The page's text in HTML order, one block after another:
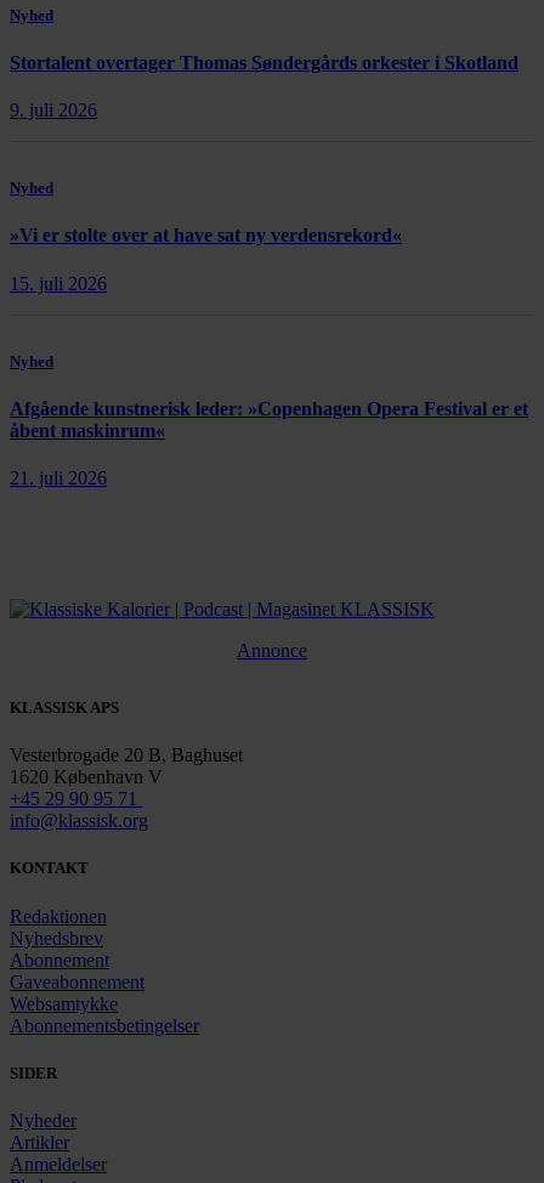
Nyhed
Stortalent overtager Thomas Søndergårds orkester i Skotland
9. juli 2026
Nyhed
»Vi er stolte over at have sat ny verdensrekord«
15. juli 2026
Nyhed
Afgående kunstnerisk leder: »Copenhagen Opera Festival er et
åbent maskinrum«
21. juli 2026
Annonce
KLASSISK APS
Vesterbrogade 20 B, Baghuset
1620 København V
+45 29 90 95 71
info@klassisk.org
KONTAKT
Redaktionen
Nyhedsbrev
Abonnement
Gaveabonnement
Websamtykke
Abonnementsbetingelser
SIDER
Nyheder
Artikler
Anmeldelser